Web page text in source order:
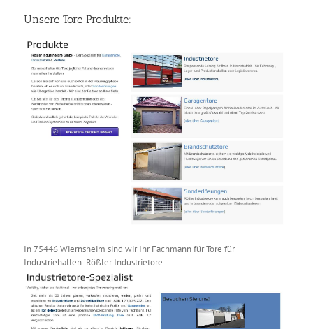
Unsere Tore Produkte:
In 75446 Wiernsheim sind wir Ihr Fachmann für Tore für
Industriehallen: Rößler Industrietore